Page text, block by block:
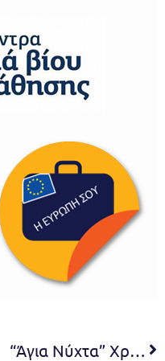
“Άγια Νύχτα” Χριστουγεννιάτικη Συναυλία – Παρασκευή 24 Δεκεμβρίου & ώρα 18:00 – Ι.Ν. Αγίας Μαρίνας Μελισσίων